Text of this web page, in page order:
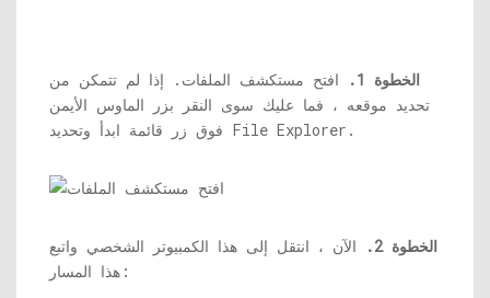
الخطوة 1.
افتح مستكشف الملفات. إذا لم تتمكن من
تحديد موقعه ، فما عليك سوى النقر بزر الماوس الأيمن
فوق زر قائمة ابدأ وتحديد File Explorer.
الخطوة 2.
الآن ، انتقل إلى هذا الكمبيوتر الشخصي واتبع
هذا المسار: